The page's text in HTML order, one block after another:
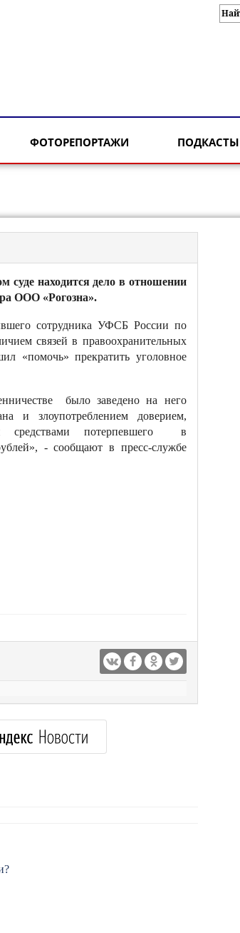
ФОТОРЕПОРТАЖИ ПОДКАСТЫ
суде находится дело в отношении
ООО «Рогозна».
сотрудника УФСБ России по
связей в правоохранительных
«помочь» прекратить уголовное
было заведено на него
и злоупотреблением доверием,
средствами потерпевшего в
- сообщают в пресс-службе